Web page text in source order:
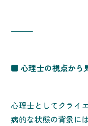
⸻
■ 心理士の視点から
心理士としてクライ
病的な状態の背景に